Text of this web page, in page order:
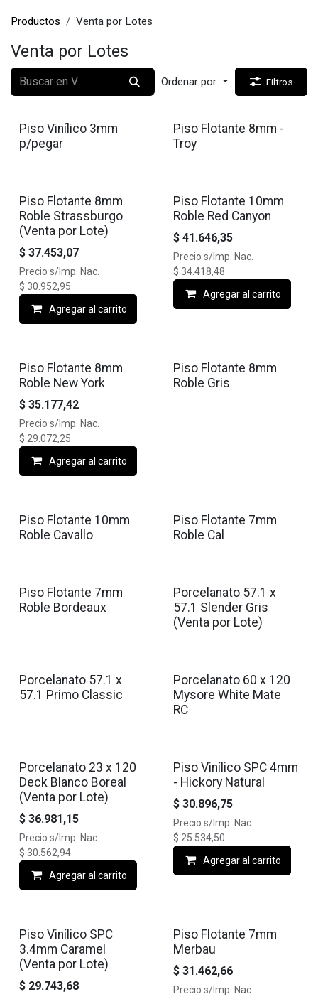
Productos Venta por Lotes
Venta por Lotes
Ordenar por Filtros
Piso Vinílico 3mm
p/pegar
Piso Flotante 8mm -
Troy
Piso Flotante 8mm
Roble Strassburgo
(Venta por Lote)
$ 37.453,07
Precio s/Imp. Nac.
$ 30.952,95
Agregar al carrito
Piso Flotante 10mm
Roble Red Canyon
$ 41.646,35
Precio s/Imp. Nac.
$ 34.418,48
Agregar al carrito
Piso Flotante 8mm
Roble New York
$ 35.177,42
Precio s/Imp. Nac.
$ 29.072,25
Agregar al carrito
Piso Flotante 8mm
Roble Gris
Piso Flotante 10mm
Roble Cavallo
Piso Flotante 7mm
Roble Cal
Piso Flotante 7mm
Roble Bordeaux
Porcelanato 57.1 x
57.1 Slender Gris
(Venta por Lote)
Porcelanato 57.1 x
57.1 Primo Classic
Porcelanato 60 x 120
Mysore White Mate
RC
Porcelanato 23 x 120
Deck Blanco Boreal
(Venta por Lote)
$ 36.981,15
Precio s/Imp. Nac.
$ 30.562,94
Agregar al carrito
Piso Vinílico SPC 4mm
- Hickory Natural
$ 30.896,75
Precio s/Imp. Nac.
$ 25.534,50
Agregar al carrito
Piso Vinílico SPC
3.4mm Caramel
(Venta por Lote)
$ 29.743,68
Piso Flotante 7mm
Merbau
$ 31.462,66
Precio s/Imp. Nac.